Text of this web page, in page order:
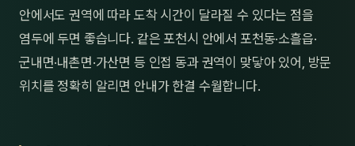
안에서도 권역에 따라 도착 시간이 달라질 수 있다는 점을
염두에 두면 좋습니다. 같은 포천시 안에서 포천동·소흘읍·
군내면·내촌면·가산면 등 인접 동과 권역이 맞닿아 있어, 방문
위치를 정확히 알리면 안내가 한결 수월합니다.